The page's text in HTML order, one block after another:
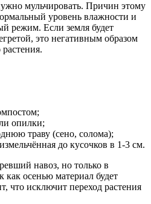
мульчировать. Причин этому
уровень влажности и
режим. Если земля будет
это негативным образом
растения.
опилки;
траву (сено, солома);
до кусочков в 1-3 см.
навоз, но только в
как осенью материал будет
что исключит переход растения